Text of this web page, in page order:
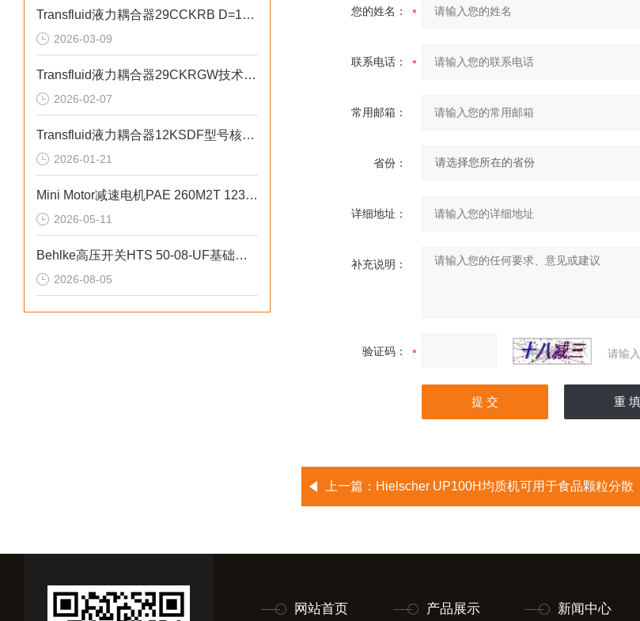
Transfluid液力耦合器29CCKRB D=100用于港口起重行业
2026-03-09
Transfluid液力耦合器29CKRGW技术原理
2026-02-07
Transfluid液力耦合器12KSDF型号核心结构介绍
2026-01-21
Mini Motor减速电机PAE 260M2T 1236包装机械应用案例
2026-05-11
Behlke高压开关HTS 50‑08‑UF基础参数
2026-08-05
您的姓名：
联系电话：
常用邮箱：
省份：
详细地址：
补充说明：
验证码： 请输
上一篇： Hielscher UP100H均质机可用于食品颗粒分散
网站首页 产品展示 新闻中心